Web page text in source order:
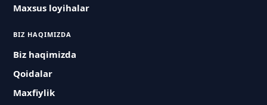
Maxsus loyihalar
BIZ HAQIMIZDA
Biz haqimizda
Qoidalar
Maxfiylik